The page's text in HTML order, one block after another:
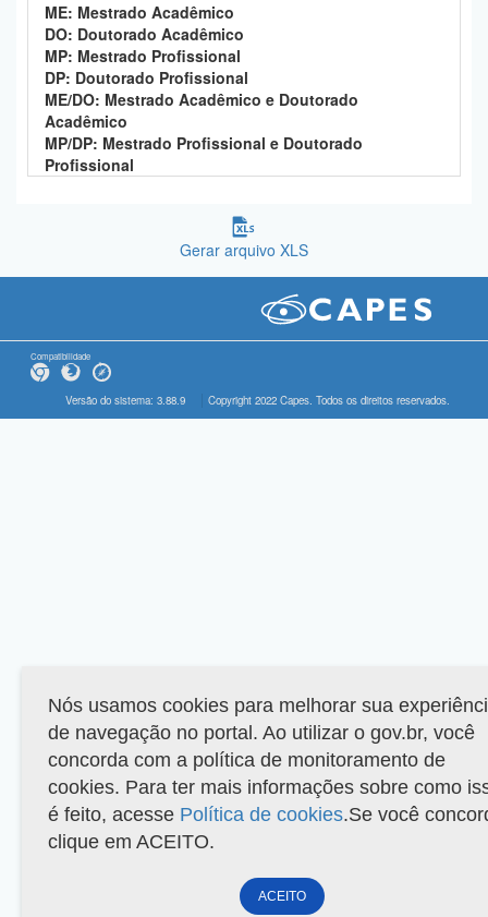
ME: Mestrado Acadêmico
DO: Doutorado Acadêmico
MP: Mestrado Profissional
DP: Doutorado Profissional
ME/DO: Mestrado Acadêmico e Doutorado
Acadêmico
MP/DP: Mestrado Profissional e Doutorado
Profissional
Gerar arquivo XLS
Compatibilidade
Versão do sistema: 3.88.9 Copyright 2022 Capes. Todos os direitos reservados.
Nós usamos cookies para melhorar sua
de navegação no portal. Ao utilizar o gov.br, você
concorda com a política de monitoramento de
cookies. Para ter mais informações sobre como
é feito, acesse Política de cookies.Se você
clique em ACEITO.
ACEITO